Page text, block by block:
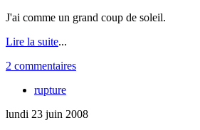
J'ai comme un grand coup de soleil.
Lire la suite...
2 commentaires
rupture
lundi 23 juin 2008